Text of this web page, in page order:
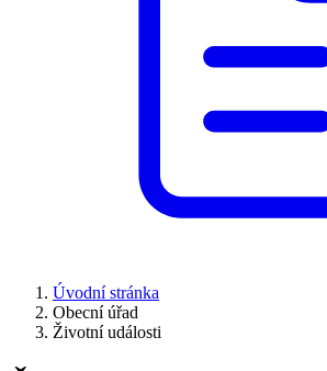
Úvodní stránka
Obecní úřad
Životní události